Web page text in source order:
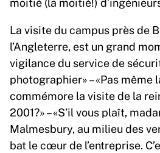
La visite du campus près de
l’Angleterre, est un grand
vigilance du service de
photographier» – «Pas même
commémore la visite de la
2001?» – «S’il vous plaît,
Malmesbury, au milieu des
bat le cœur de l’entreprise.